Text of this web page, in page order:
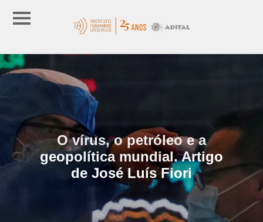
O vírus, o petróleo e a
geopolítica mundial. Artigo
de José Luís Fiori